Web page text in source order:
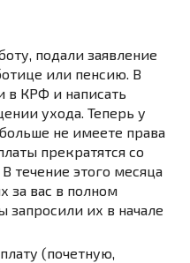
подали заявление
или пенсию. В
в КРФ и написать
ухода. Теперь у
не имеете права
прекратятся со
течение этого месяца
за вас в полном
запросили их в начале
(почетную,